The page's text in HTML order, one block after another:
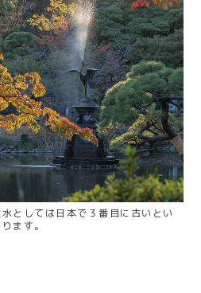
としては日本で３番目に古いとい
ます。